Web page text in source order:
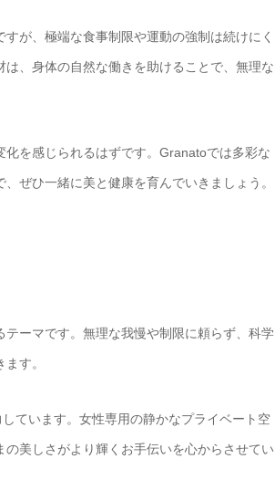
が、極端な食事制限や運動の強制は続けにく
、身体の自然な働きを助けることで、無理な
を感じられるはずです。Granatoでは多彩な
ぜひ一緒に美と健康を育んでいきましょう。
ーマです。無理な我慢や制限に頼らず、科学
す。
ています。女性専用の静かなプライベート空
美しさがより輝くお手伝いを心からさせてい